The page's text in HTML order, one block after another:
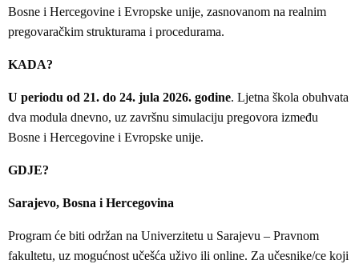
Bosne i Hercegovine i Evropske unije, zasnovanom na realnim
pregovaračkim strukturama i procedurama.
KADA?
U periodu od 21. do 24. jula 2026. godine. Ljetna škola obuhvata
dva modula dnevno, uz završnu simulaciju pregovora između
Bosne i Hercegovine i Evropske unije.
GDJE?
Sarajevo, Bosna i Hercegovina
Program će biti održan na Univerzitetu u Sarajevu – Pravnom
fakultetu, uz mogućnost učešća uživo ili online. Za učesnike/ce koji